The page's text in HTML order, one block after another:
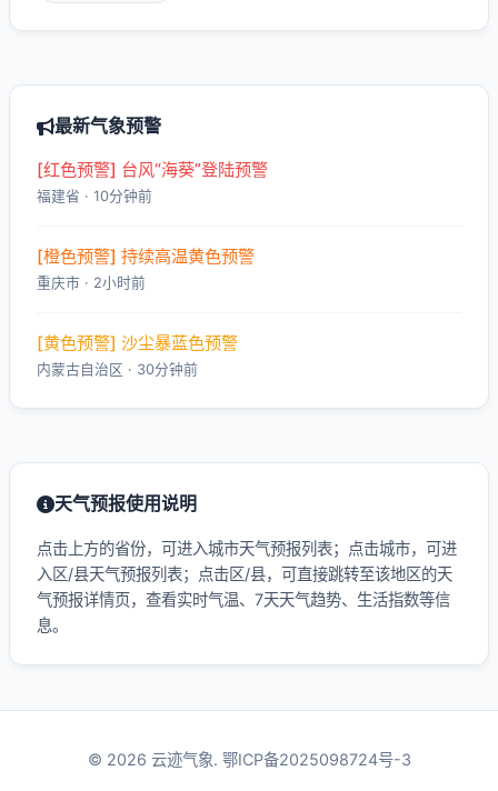
最新气象预警
[红色预警] 台风“海葵”登陆预警
福建省 · 10分钟前
[橙色预警] 持续高温黄色预警
重庆市 · 2小时前
[黄色预警] 沙尘暴蓝色预警
内蒙古自治区 · 30分钟前
天气预报使用说明
点击上方的省份，可进入城市天气预报列表；点击城市，可进
入区/县天气预报列表；点击区/县，可直接跳转至该地区的天
气预报详情页，查看实时气温、7天天气趋势、生活指数等信
息。
© 2026 云迹气象. 鄂ICP备2025098724号-3